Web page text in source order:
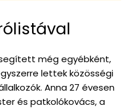
még egyébként,
lettek közösségi
Anna 27 évesen
és patkolókovács, a